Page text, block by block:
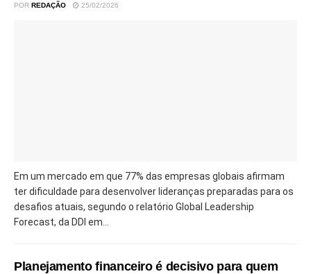
POR REDAÇÃO 25/02/2026
Em um mercado em que 77% das empresas globais afirmam
ter dificuldade para desenvolver lideranças preparadas para os
desafios atuais, segundo o relatório Global Leadership
Forecast, da DDI em...
Planejamento financeiro é decisivo para quem